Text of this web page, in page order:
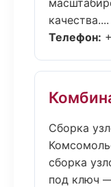
качества....
Телефон:
Сборка
сборка
под ключ